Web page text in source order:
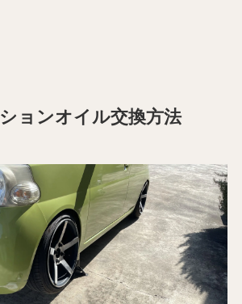
ョンオイル交換方法